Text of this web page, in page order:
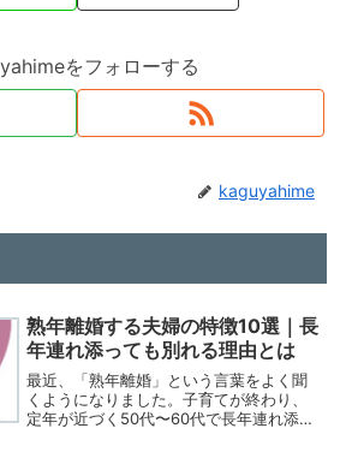
をフォローする
kaguyahime
熟年離婚する夫婦の特徴10選｜長
年連れ添っても別れる理由とは
最近、「熟年離婚」という言葉をよく聞
くようになりました。子育てが終わり、
定年が近づく50代〜60代で長年連れ添っ